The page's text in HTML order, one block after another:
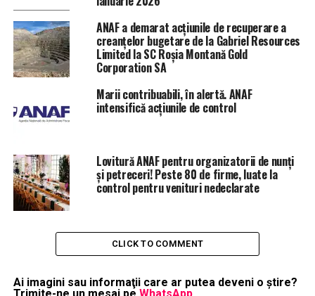
ANAF a demarat acțiunile de recuperare a
creanțelor bugetare de la Gabriel Resources
Limited la SC Roșia Montană Gold
Corporation SA
Marii contribuabili, în alertă. ANAF
intensifică acțiunile de control
Lovitură ANAF pentru organizatorii de nunți
și petreceri! Peste 80 de firme, luate la
control pentru venituri nedeclarate
CLICK TO COMMENT
Ai imagini sau informaţii care ar putea deveni o ştire?